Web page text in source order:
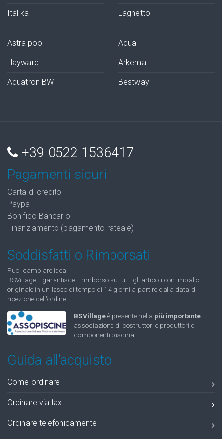
Italika Laghetto
Astralpool
Hayward
Aquatron BWT
Aqua
Arkema
Bestway
+39 0522 1536417
Pagamenti sicuri
Carta di credito
Paypal
Bonifico Bancario
Finanziamento (pagamento rateale)
Soddisfatti o Rimborsati
Puoi cambiare idea!
BSVillage ti garantisce il rimborso su tutti gli articoli con imballo
originale in un lasso di tempo di 14 giorni a partire dalla data di
ricezione dell'ordine.
BSVillageè presente nella più importante
associazione di costruttori e produttori di
componenti piscina.
Guida all'acquisto
Come ordinare
Ordinare via fax
Ordinare telefonicamente